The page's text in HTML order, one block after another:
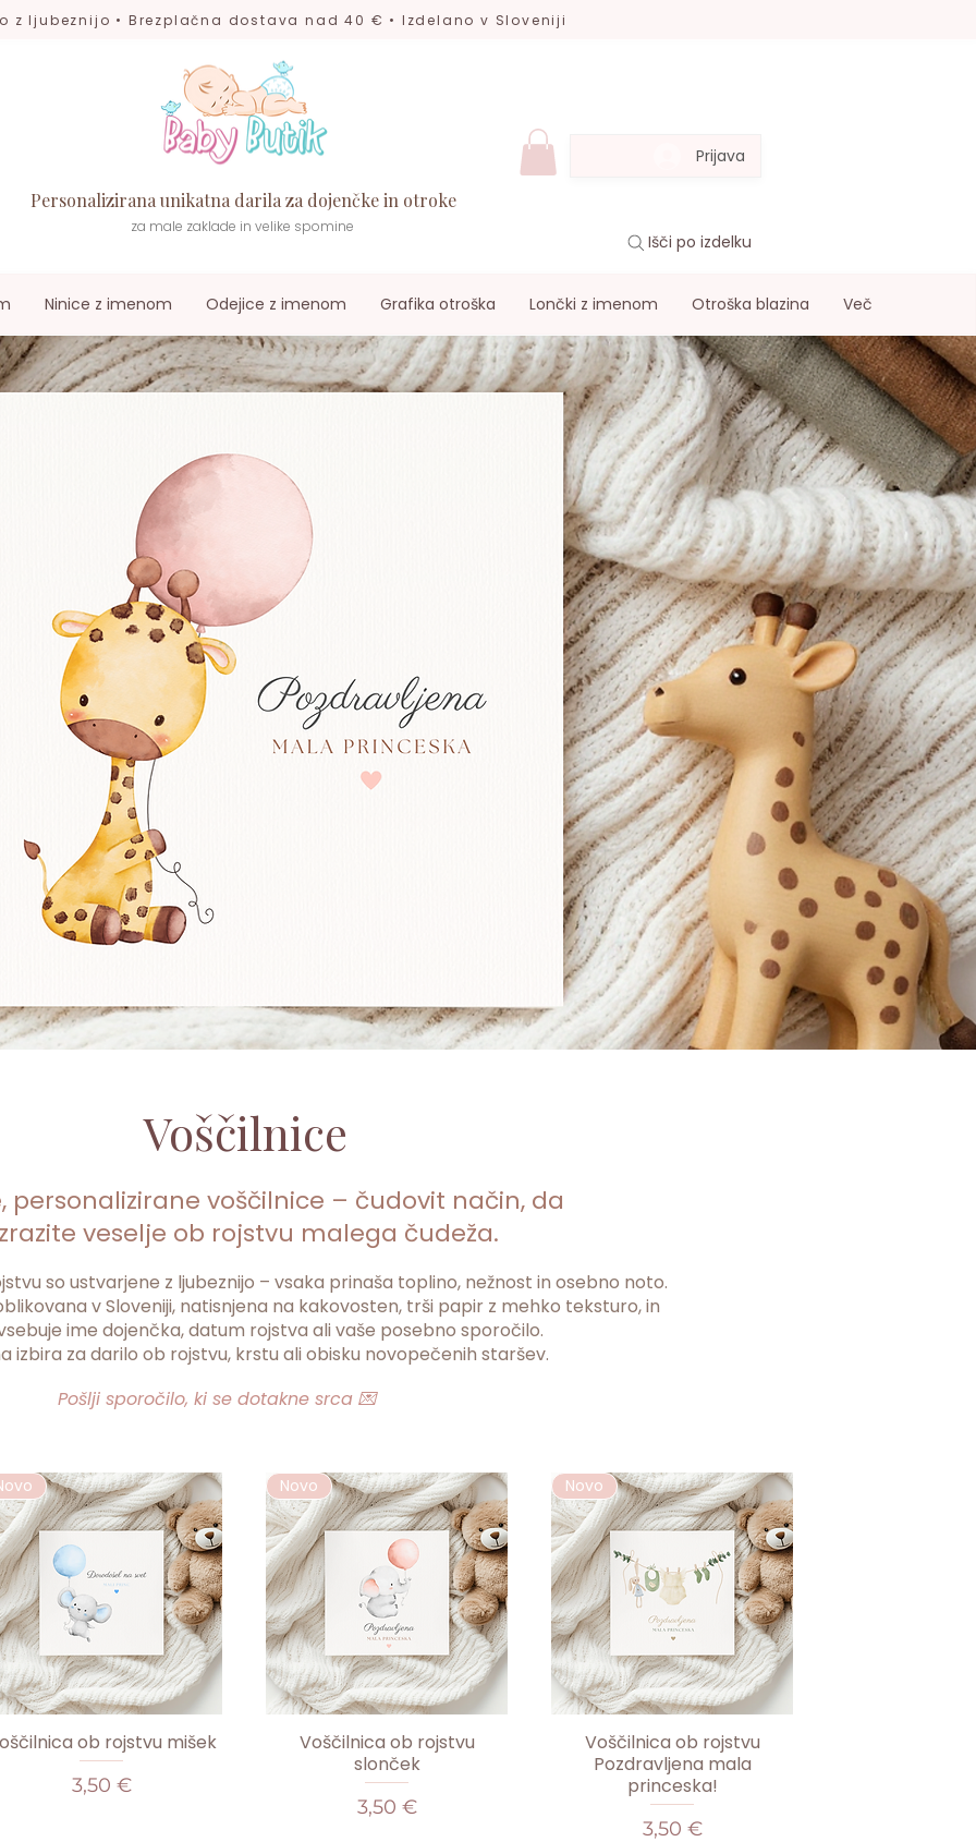
z ljubeznijo • Brezplačna dostava nad 40 € • Izdelano v Sloveniji
Personalizirana unikatna darila za dojenčke in otroke
za male zaklade in velike spomine
Prijava
Išči po izdelku
Ninice z imenom Odejice z imenom Grafika otroška Lončki z imenom Otroška blazina Več
Voščilnice
personalizirane voščilnice – čudovit način, da
veselje ob rojstvu malega čudeža.
so ustvarjene z ljubeznijo – vsaka prinaša toplino, nežnost in osebno noto.
v Sloveniji, natisnjena na kakovosten, trši papir z mehko teksturo, in
ime dojenčka, datum rojstva ali vaše posebno sporočilo.
izbira za darilo ob rojstvu, krstu ali obisku novopečenih staršev.
Pošlji sporočilo, ki se dotakne srca 💌
ob rojstvu mišek
Cena
3,50 €
Novo
Voščilnica ob rojstvu
slonček
Cena
3,50 €
Novo
Voščilnica ob rojstvu
Pozdravljena mala
princeska!
Cena
3,50 €